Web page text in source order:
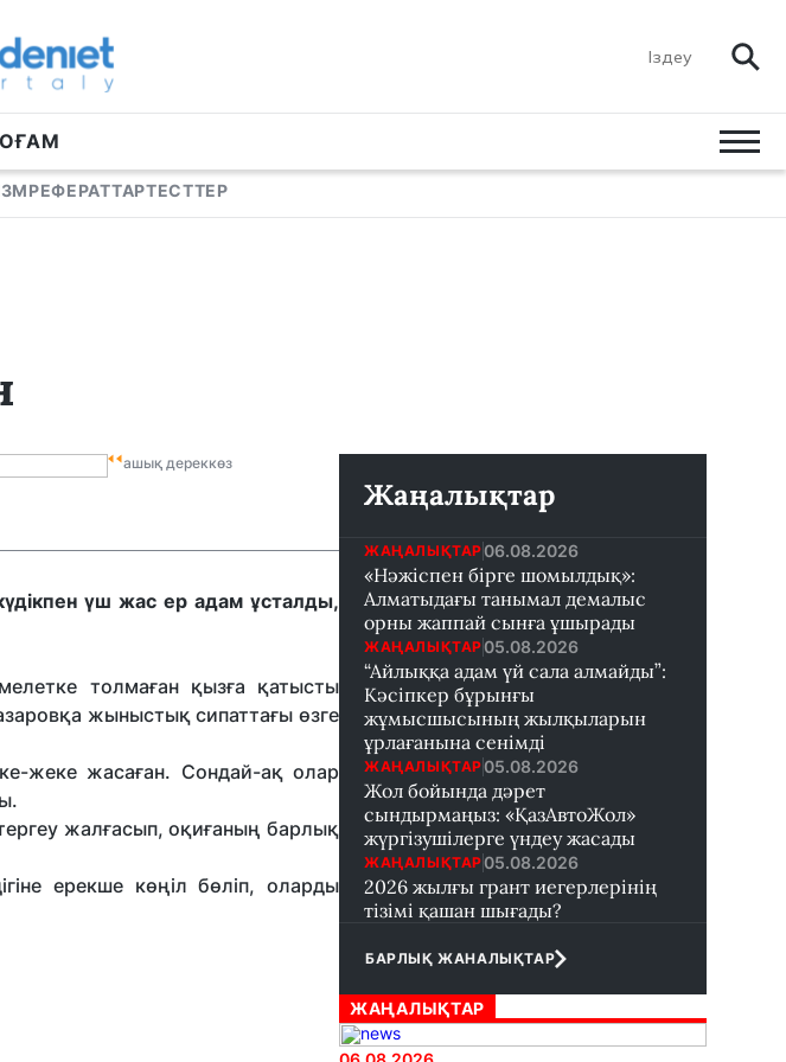
РЕФЕРАТТАРТЕСТТЕР
ашық дереккөз
үш жас ер адам ұсталды,
толмаған қызға қатысты
жыныстық сипаттағы өзге
жеке жасаған. Сондай-ақ олар
жалғасып, оқиғаның барлық
ерекше көңіл бөліп, оларды
Жаңалықтар
ЖАҢАЛЫҚТАР 06.08.2026
«Нәжіспен бірге шомылдық»:
Алматыдағы танымал демалыс
орны жаппай сынға ұшырады
ЖАҢАЛЫҚТАР 05.08.2026
“Айлыққа адам үй сала алмайды”:
Кәсіпкер бұрынғы
жұмысшысының жылқыларын
ұрлағанына сенімді
ЖАҢАЛЫҚТАР 05.08.2026
Жол бойында дәрет
сындырмаңыз: «ҚазАвтоЖол»
жүргізушілерге үндеу жасады
ЖАҢАЛЫҚТАР 05.08.2026
2026 жылғы грант иегерлерінің
тізімі қашан шығады?
БАРЛЫҚ ЖАНАЛЫҚТАР
ЖАҢАЛЫҚТАР